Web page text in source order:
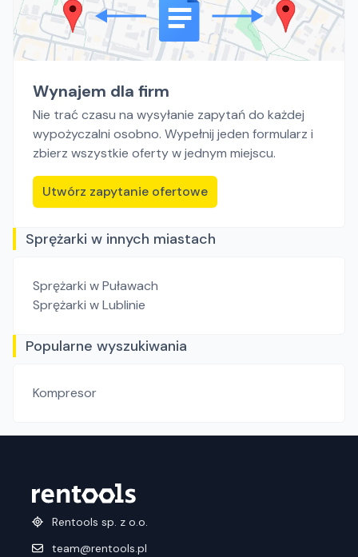
Wynajem dla firm
Nie trać czasu na wysyłanie zapytań do każdej
wypożyczalni osobno. Wypełnij jeden formularz i
zbierz wszystkie oferty w jednym miejscu.
Utwórz zapytanie ofertowe
Sprężarki w innych miastach
Sprężarki w Puławach
Sprężarki w Lublinie
Popularne wyszukiwania
Kompresor
Rentools sp. z o.o.
team@rentools.pl